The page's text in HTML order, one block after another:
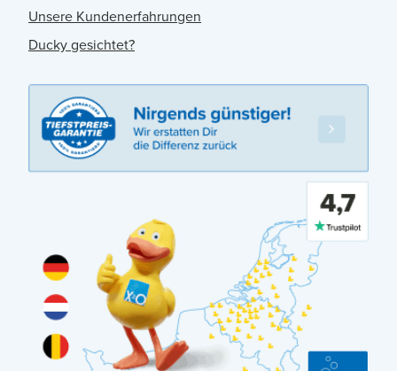
Unsere Kundenerfahrungen
Ducky gesichtet?